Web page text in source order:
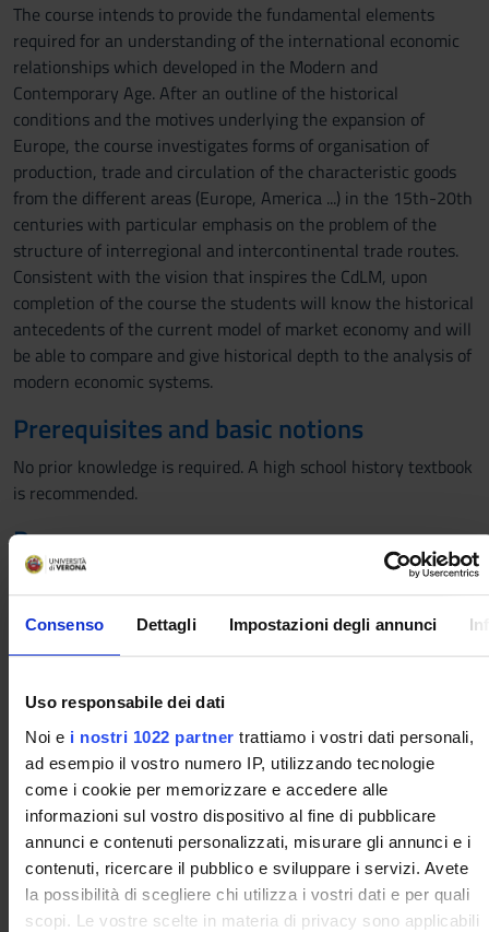
Consenso Dettagli Impostazioni degli annunci
Uso responsabile dei dati
Noi e i nostri 1022 partner trattiamo i vostri dati personali,
ad esempio il vostro numero IP, utilizzando tecnologie
come i cookie per memorizzare e accedere alle
informazioni sul vostro dispositivo al fine di pubblicare
annunci e contenuti personalizzati, misurare gli annunci e i
contenuti, ricercare il pubblico e sviluppare i servizi. Avete
la possibilità di scegliere chi utilizza i vostri dati e per quali
scopi. Le vostre scelte in materia di privacy sono applicabili
The course intends to provide the fundamental elements
required for an understanding of the international economic
relationships which developed in the Modern and
Contemporary Age. After an outline of the historical
conditions and the motives underlying the expansion of
Europe, the course investigates forms of organisation of
production, trade and circulation of the characteristic goods
from the different areas (Europe, America ...) in the 15th-20th
centuries with particular emphasis on the problem of the
structure of interregional and intercontinental trade routes.
Consistent with the vision that inspires the CdLM, upon
completion of the course the students will know the historical
antecedents of the current model of market economy and will
be able to compare and give historical depth to the analysis of
modern economic systems.
Prerequisites and basic notions
No prior knowledge is required. A high school history textbook
is recommended.
Program
Historical conditions and economic motivations underlying
global relations in the modern age: geographical explorations,
goods and traffic, commercial organizations and financial
instruments (15th-18th centuries)
18th centuries: first examples of global world trade
Sugar: a global commodity
From commercial economies to industrial economies in a
global perspective
Evolution of industrialization: 1st and 2nd industrial
revolution World capitalism and international crises (1880-
1945)
Political and economic changes in the 21st century
New global economic scenarios of the new millennium